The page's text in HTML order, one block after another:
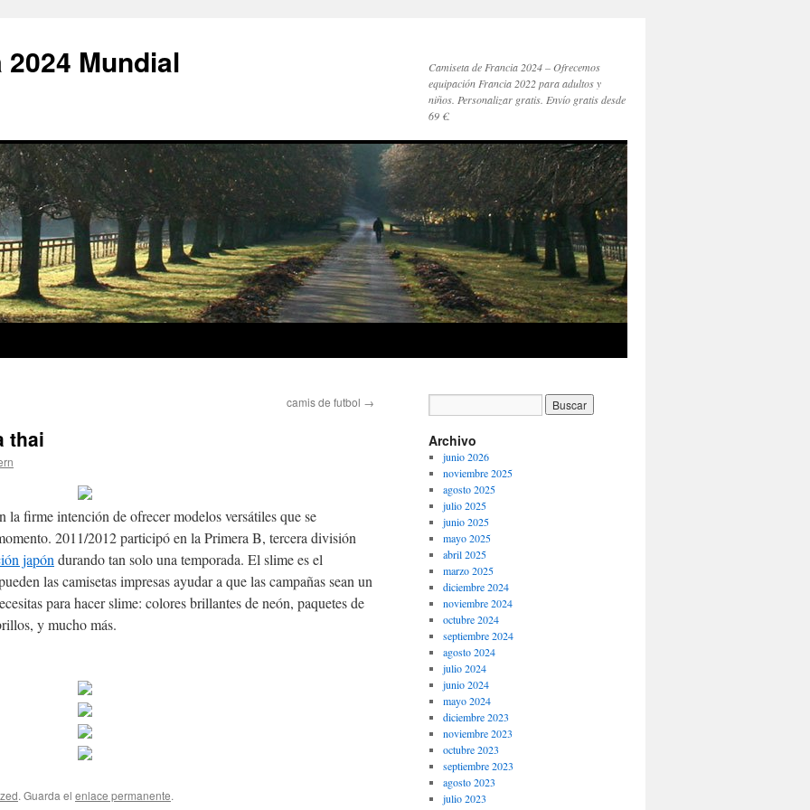
Mundial
Camiseta de Francia 2024 – Ofrecemos
equipación Francia 2022 para adultos y
niños. Personalizar gratis. Envío gratis desde
69 €.
camis de futbol →
thai
la firme intención de ofrecer modelos versátiles que se
2011/2012 participó en la Primera B, tercera división
japón durando tan solo una temporada. El slime es el
las camisetas impresas ayudar a que las campañas sean un
para hacer slime: colores brillantes de neón, paquetes de
y mucho más.
. Guarda el enlace permanente.
Archivo
junio 2026
noviembre 2025
agosto 2025
julio 2025
junio 2025
mayo 2025
abril 2025
marzo 2025
diciembre 2024
noviembre 2024
octubre 2024
septiembre 2024
agosto 2024
julio 2024
junio 2024
mayo 2024
diciembre 2023
noviembre 2023
octubre 2023
septiembre 2023
agosto 2023
julio 2023